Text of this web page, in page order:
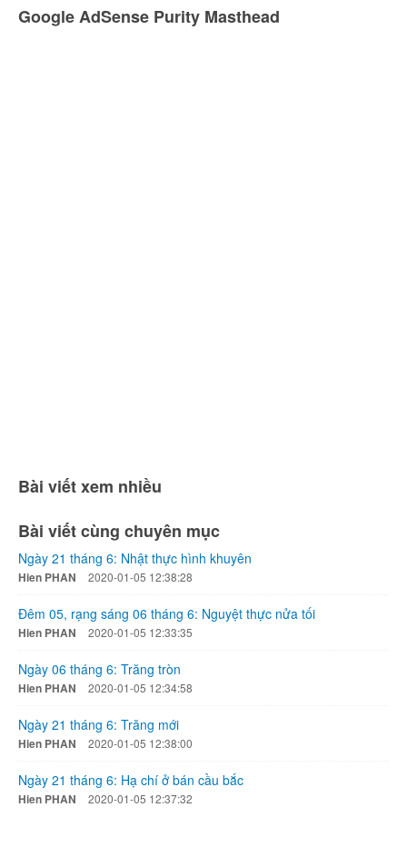
Google AdSense Purity Masthead
Bài viết xem nhiều
Bài viết cùng chuyên mục
Ngày 21 tháng 6: Nhật thực hình khuyên
Hien PHAN 2020-01-05 12:38:28
Đêm 05, rạng sáng 06 tháng 6: Nguyệt thực nửa tối
Hien PHAN 2020-01-05 12:33:35
Ngày 06 tháng 6: Trăng tròn
Hien PHAN 2020-01-05 12:34:58
Ngày 21 tháng 6: Trăng mới
Hien PHAN 2020-01-05 12:38:00
Ngày 21 tháng 6: Hạ chí ở bán cầu bắc
Hien PHAN 2020-01-05 12:37:32